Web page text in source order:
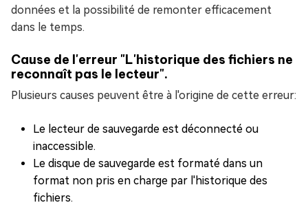
données et la possibilité de remonter efficacement
dans le temps.
Cause de l'erreur "L'historique des fichiers ne
reconnaît pas le lecteur".
Plusieurs causes peuvent être à l'origine de cette erreur:
Le lecteur de sauvegarde est déconnecté ou
inaccessible.
Le disque de sauvegarde est formaté dans un
format non pris en charge par l'historique des
fichiers.